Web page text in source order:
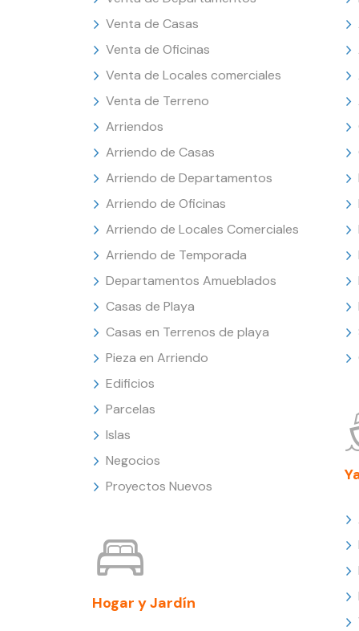
Venta de Casas
Venta de Oficinas
Venta de Locales comerciales
Venta de Terreno
Arriendos
Arriendo de Casas
Arriendo de Departamentos
Arriendo de Oficinas
Arriendo de Locales Comerciales
Arriendo de Temporada
Departamentos Amueblados
Casas de Playa
Casas en Terrenos de playa
Pieza en Arriendo
Edificios
Parcelas
Islas
Negocios
Proyectos Nuevos
Hogar y Jardín